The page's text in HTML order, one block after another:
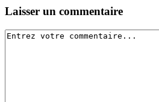
Laisser un commentaire